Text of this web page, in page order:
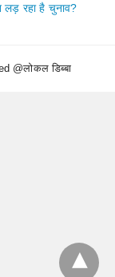
लड़ रहा है चुनाव?
@लोकल डिब्बा